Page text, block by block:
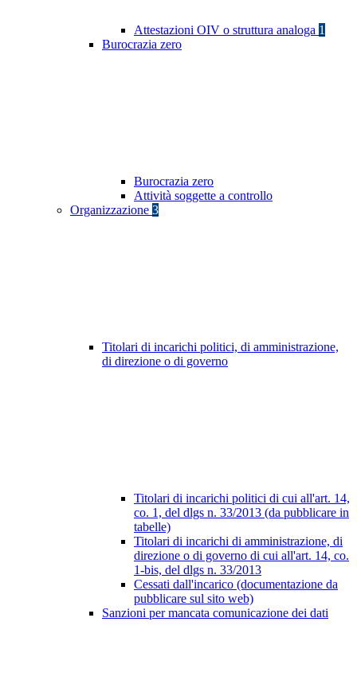
Attestazioni OIV o struttura analoga 1
Burocrazia zero
Burocrazia zero
Attività soggette a controllo
Organizzazione 3
Titolari di incarichi politici, di amministrazione,
di direzione o di governo
Titolari di incarichi politici di cui all'art. 14,
co. 1, del dlgs n. 33/2013 (da pubblicare in
tabelle)
Titolari di incarichi di amministrazione, di
direzione o di governo di cui all'art. 14, co.
1-bis, del dlgs n. 33/2013
Cessati dall'incarico (documentazione da
pubblicare sul sito web)
Sanzioni per mancata comunicazione dei dati